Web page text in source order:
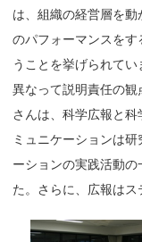
は、組織の経営層を
のパフォーマンスを
うことを挙げられてい
異なって説明責任の
さんは、科学広報と
ミュニケーションは
ーションの実践活動
た。さらに、広報は